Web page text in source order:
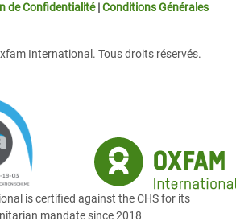
de Confidentialité|Conditions Générales
International. Tous droits réservés.
is certified against the CHS for its
mandate since 2018